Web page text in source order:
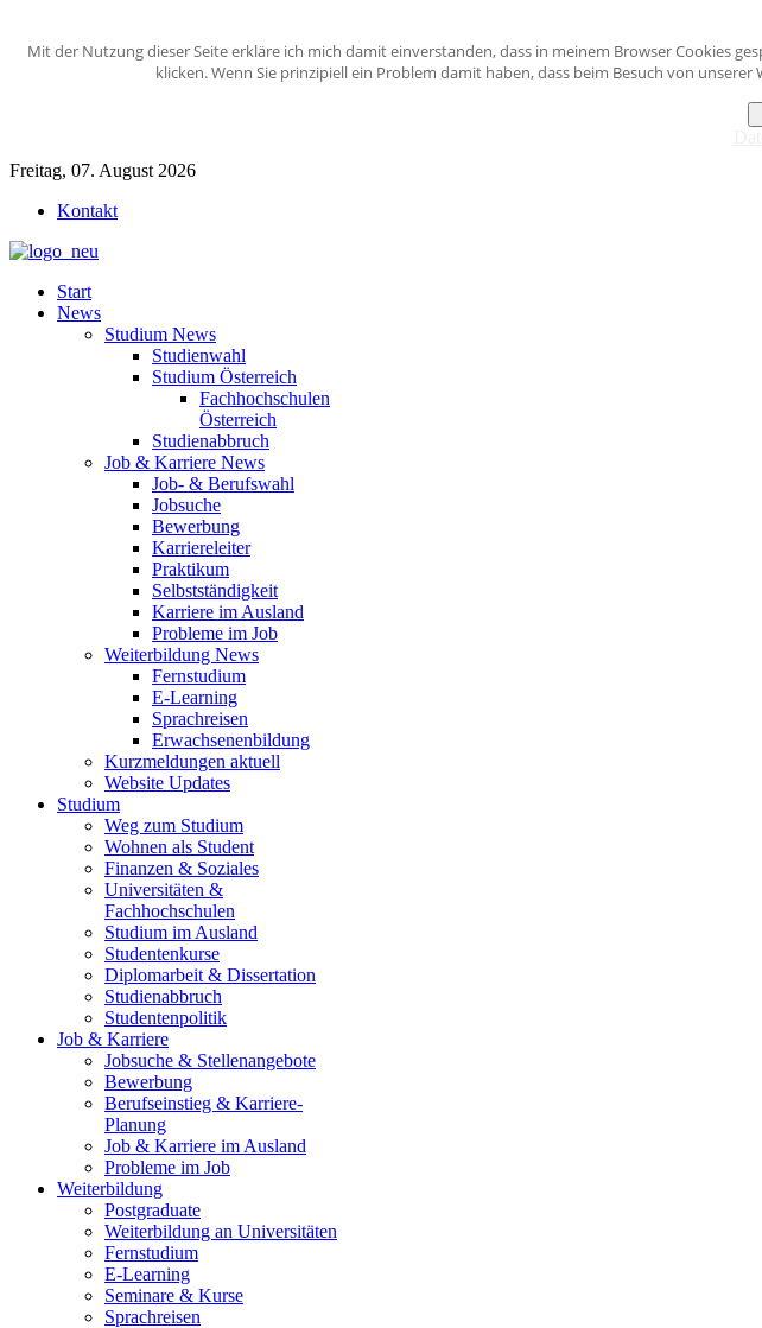
Mit der Nutzung dieser Seite erkläre ich mich damit einverstanden, dass in meinem Browser Cookies
klicken. Wenn Sie prinzipiell ein Problem damit haben, dass beim Besuch von
Freitag, 07. August 2026
Kontakt
Start
News
Studium News
Studienwahl
Studium Österreich
Fachhochschulen
Österreich
Studienabbruch
Job & Karriere News
Job- & Berufswahl
Jobsuche
Bewerbung
Karriereleiter
Praktikum
Selbstständigkeit
Karriere im Ausland
Probleme im Job
Weiterbildung News
Fernstudium
E-Learning
Sprachreisen
Erwachsenenbildung
Kurzmeldungen aktuell
Website Updates
Studium
Weg zum Studium
Wohnen als Student
Finanzen & Soziales
Universitäten &
Fachhochschulen
Studium im Ausland
Studentenkurse
Diplomarbeit & Dissertation
Studienabbruch
Studentenpolitik
Job & Karriere
Jobsuche & Stellenangebote
Bewerbung
Berufseinstieg & Karriere-
Planung
Job & Karriere im Ausland
Probleme im Job
Weiterbildung
Postgraduate
Weiterbildung an Universitäten
Fernstudium
E-Learning
Seminare & Kurse
Sprachreisen